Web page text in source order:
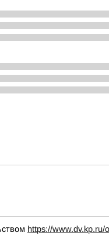
https://www.dv.kp.ru/